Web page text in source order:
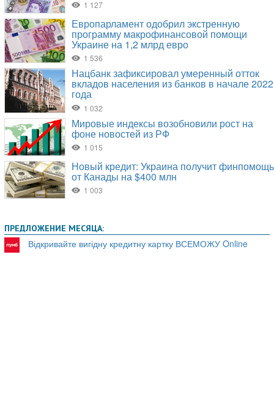
ПРЕДЛОЖЕНИЕ МЕСЯЦА:
Відкривайте вигідну кредитну картку ВСЕМОЖУ Online